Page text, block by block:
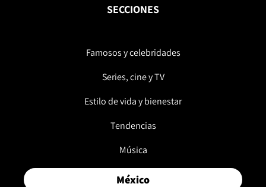
SECCIONES
Famosos y celebridades
Series, cine y TV
Estilo de vida y bienestar
Tendencias
Música
México